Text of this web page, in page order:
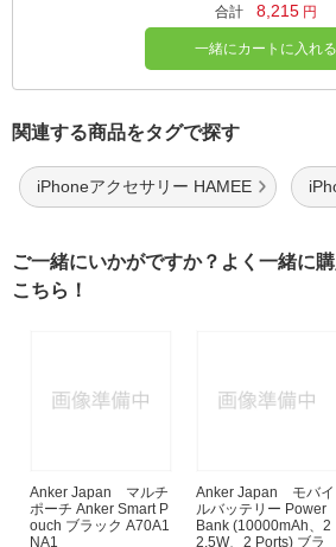
合計 8,215 円
一緒にカートに入れる
関連する商品をタグで探す
iPhoneアクセサリー HAMEE
ご一緒にいかがですか？よく一緒に
こちら！
Anker Japan マルチ
ポーチ Anker Smart P
ouch ブラック A70A1
NA1
Anker Japan モバイ
ルバッテリー Power
Bank (10000mAh、2
2.5W、2 Ports) ブラ